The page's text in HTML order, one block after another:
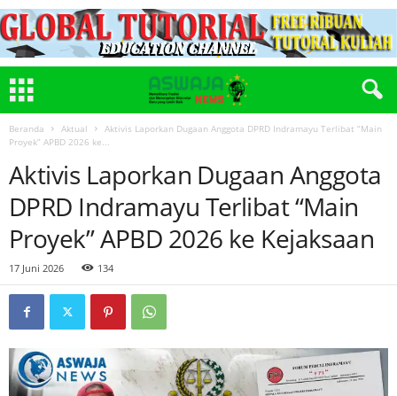
Beranda Aktual
Aktivis Laporkan Dugaan Anggota DPRD Indramayu Terlibat “Main
Proyek” APBD 2026 ke...
Aktivis Laporkan Dugaan Anggota
DPRD Indramayu Terlibat “Main
Proyek” APBD 2026 ke Kejaksaan
17 Juni 2026 134